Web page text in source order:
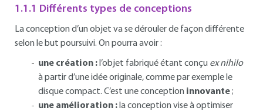
1.1.1 Différents types de conceptions
La conception d’un objet va se dérouler de façon différente
selon le but poursuivi. On pourra avoir :
une création : l’objet fabriqué étant conçu ex nihilo
à partir d’une idée originale, comme par exemple le
disque compact. C’est une conception innovante;
une amélioration : la conception vise à optimiser